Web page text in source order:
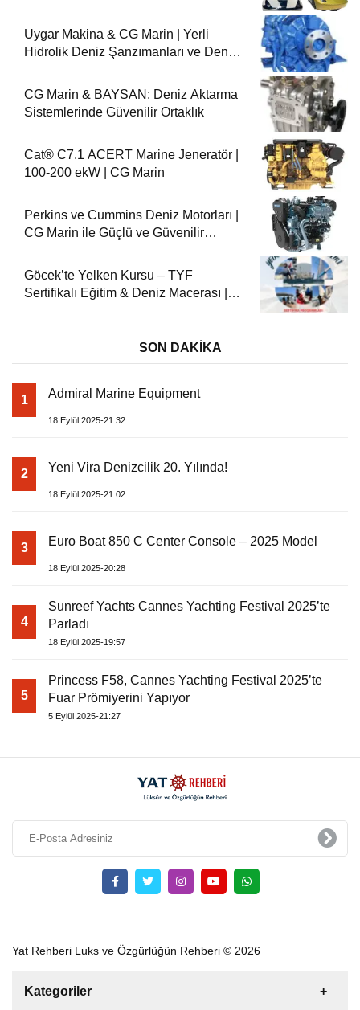
Uygar Makina & CG Marin | Yerli
Hidrolik Deniz Şanzımanları ve Deniz
CG Marin & BAYSAN: Deniz Aktarma
Sistemlerinde Güvenilir Ortaklık
Cat® C7.1 ACERT Marine Jeneratör |
100-200 ekW | CG Marin
Perkins ve Cummins Deniz Motorları |
CG Marin ile Güçlü ve Güvenilir
Göcek’te Yelken Kursu – TYF
Sertifikalı Eğitim & Deniz Macerası |
SON DAKİKA
1 Admiral Marine Equipment
18 Eylül 2025-21:32
2 Yeni Vira Denizcilik 20. Yılında!
18 Eylül 2025-21:02
3 Euro Boat 850 C Center Console – 2025 Model
18 Eylül 2025-20:28
4
Sunreef Yachts Cannes Yachting Festival 2025’te
Parladı
18 Eylül 2025-19:57
5
Princess F58, Cannes Yachting Festival 2025’te
Fuar Prömiyerini Yapıyor
5 Eylül 2025-21:27
Yat Rehberi Luks ve Özgürlüğün Rehberi © 2026
Kategoriler